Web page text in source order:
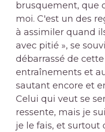
brusquement, que
moi. C'est un des
à assimiler quand
avec pitié », se
débarrassé de
entraînements et
sautant encore et
Celui qui veut se
ressente, mais je
je le fais, et surtout